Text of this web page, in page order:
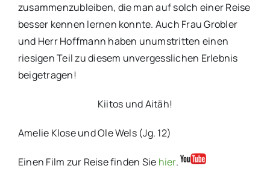
zusammenzubleiben, die man auf solch einer Reise
besser kennen lernen konnte. Auch Frau Grobler
und Herr Hoffmann haben unumstritten einen
riesigen Teil zu diesem unvergesslichen Erlebnis
beigetragen!
Kiitos und Aitäh!
Amelie Klose und Ole Wels (Jg. 12)
Einen Film zur Reise finden Sie hier.